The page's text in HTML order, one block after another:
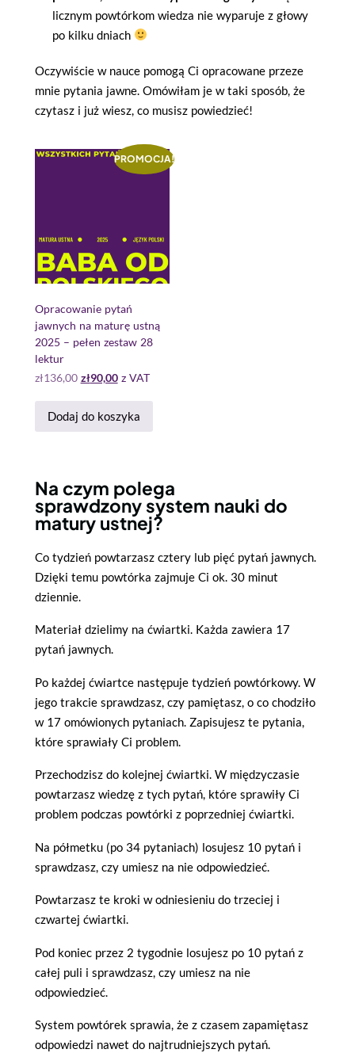
licznym powtórkom wiedza nie wyparuje z głowy
po kilku dniach
Oczywiście w nauce pomogą Ci opracowane przeze
mnie pytania jawne. Omówiłam je w taki sposób, że
czytasz i już wiesz, co musisz powiedzieć!
PROMOCJA!
Opracowanie pytań
jawnych na maturę ustną
2025 – pełen zestaw 28
lektur
zł136,00 zł90,00 z VAT
Dodaj do koszyka
Na czym polega
sprawdzonysystem nauki do
matury ustnej?
Co tydzień powtarzasz cztery lub pięć pytań jawnych.
Dzięki temu powtórka zajmuje Ci ok. 30 minut
dziennie.
Materiał dzielimy na ćwiartki. Każda zawiera 17
pytań jawnych.
Po każdej ćwiartce następuje tydzień powtórkowy. W
jego trakcie sprawdzasz, czy pamiętasz, o co chodziło
w 17 omówionych pytaniach. Zapisujesz te pytania,
które sprawiały Ci problem.
Przechodzisz do kolejnej ćwiartki. W międzyczasie
powtarzasz wiedzę z tych pytań, które sprawiły Ci
problem podczas powtórki z poprzedniej ćwiartki.
Na półmetku (po 34 pytaniach) losujesz 10 pytań i
sprawdzasz, czy umiesz na nie odpowiedzieć.
Powtarzasz te kroki w odniesieniu do trzeciej i
czwartej ćwiartki.
Pod koniec przez 2 tygodnie losujesz po 10 pytań z
całej puli i sprawdzasz, czy umiesz na nie
odpowiedzieć.
System powtórek sprawia, że z czasem zapamiętasz
odpowiedzi nawet do najtrudniejszych pytań.